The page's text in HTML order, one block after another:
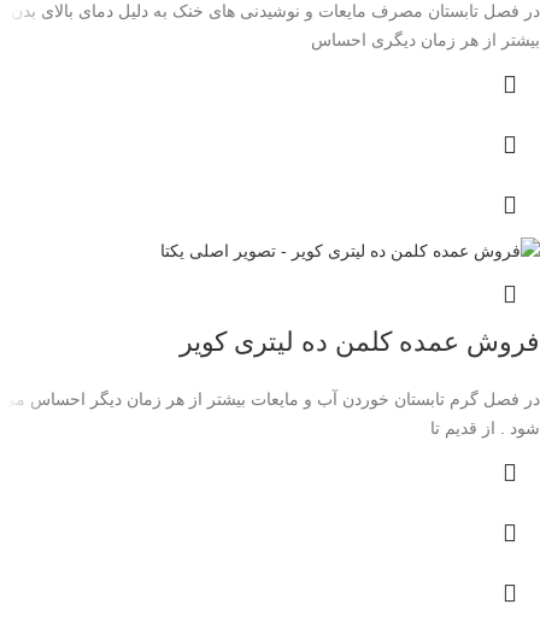
در فصل تابستان مصرف مایعات و نوشیدنی های خنک به دلیل دمای بالای بدن
بیشتر از هر زمان دیگری احساس
فروش عمده کلمن ده لیتری کویر
در فصل گرم تابستان خوردن آب و مایعات بیشتر از هر زمان دیگر احساس می
شود . از قدیم تا